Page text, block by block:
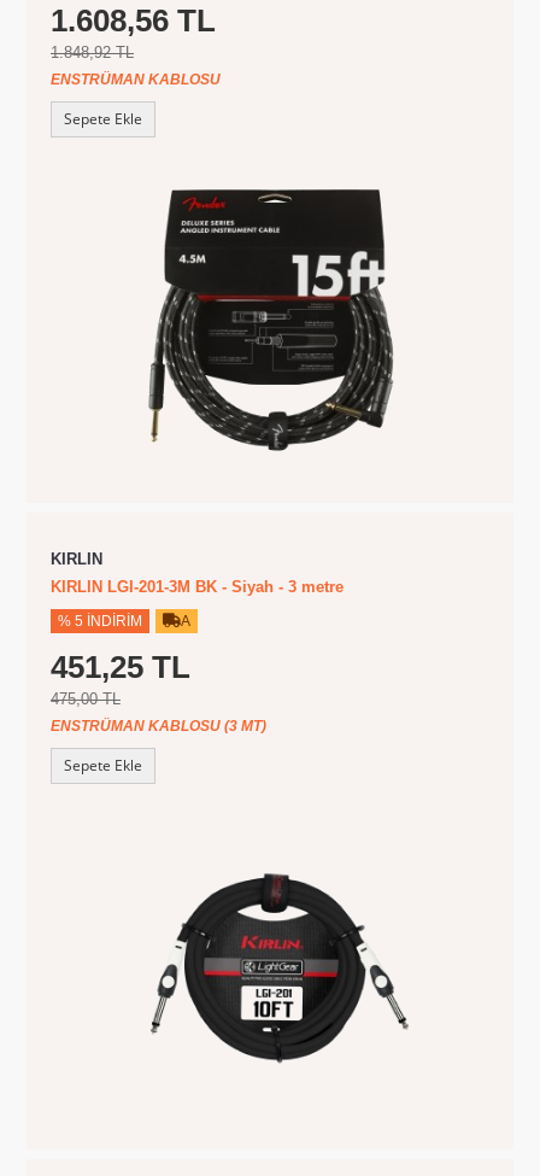
1.608,56 TL
1.848,92 TL
ENSTRÜMAN KABLOSU
Sepete Ekle
KIRLIN
KIRLIN LGI-201-3M BK - Siyah - 3 metre
% 5 İNDIRIM A
451,25 TL
475,00 TL
ENSTRÜMAN KABLOSU (3 MT)
Sepete Ekle